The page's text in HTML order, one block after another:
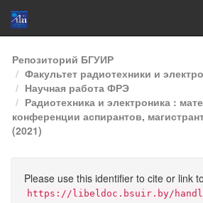
Skip
navigation
Репозиторий БГУИР
Факультет радиотехники и
Научная работа ФРЭ
Радиотехника и электроника :
конференции аспирантов,
(2021)
Please use this identifier to cite or link
https://libeldoc.bsuir.by/handle/